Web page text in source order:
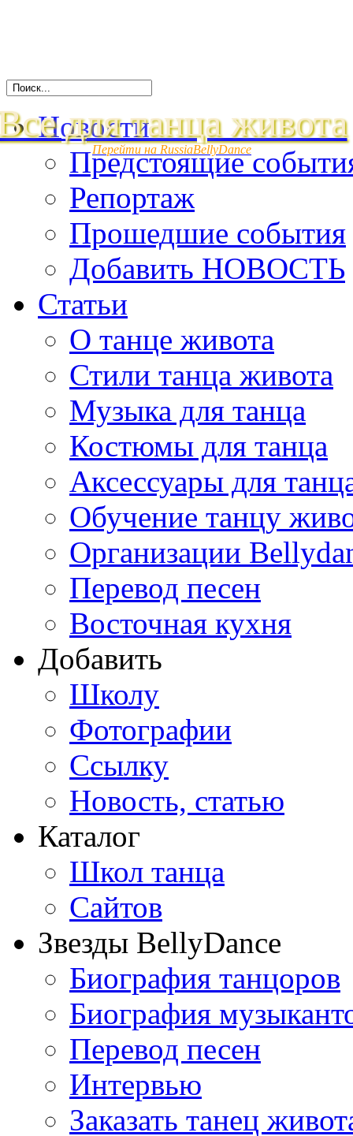
для танца живота
Перейти на RussiaBellyDance
Новости
Предстоящие
Репортаж
Прошедшие события
Добавить НОВОСТЬ
Статьи
О танце живота
Стили танца живота
Музыка для танца
Костюмы для танца
Аксессуары для
Обучение танцу
Организации
Перевод песен
Восточная кухня
Добавить
Школу
Фотографии
Ссылку
Новость, статью
Каталог
Школ танца
Сайтов
Звезды BellyDance
Биография танцоров
Биография
Перевод песен
Интервью
Заказать танец